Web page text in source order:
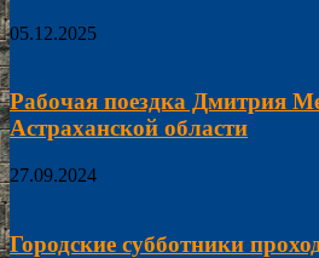
05.12.2025
Рабочая поездка Дмитрия
Астраханской области
27.09.2024
Городские субботники